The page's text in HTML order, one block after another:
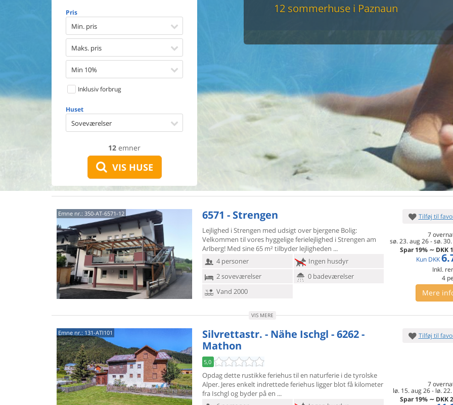
Pris
Min. pris
Maks. pris
Min 10%
Inklusiv forbrug
Huset
Soveværelser
12 emner
VIS HUSE
Aircondition
Ladestander til elbil
12 sommerhuse i Paznaun
Emne nr.: 350-AT-6571-12 6571 - Strengen
Lejlighed i Strengen med udsigt over bjergene Bolig:
Velkommen til vores hyggelige ferielejlighed i Strengen am
Arlberg! Med sine 65 m² tilbyder lejligheden
4 personer
Ingen husdyr
2 soveværelser
0 badeværelser
Vand 2000
Tilføj til
7
sø. 23. aug 26-sø.
Spar 19% ∼ DKK
Kun DKK
Inkl.
4
Mere
VIS MERE
Emne nr.: 131-ATI101
Silvrettastr. - Nähe Ischgl - 6262 -
Mathon
5,0
Opdag dette rustikke feriehus til en naturferie i de tyrolske
Alper. Jeresenkelt indrettede feriehus ligger blot få kilometer
fra Ischgl og byder på en
Tilføj til
7
lø. 15. aug 26- lø.
Spar 19% ∼ DKK